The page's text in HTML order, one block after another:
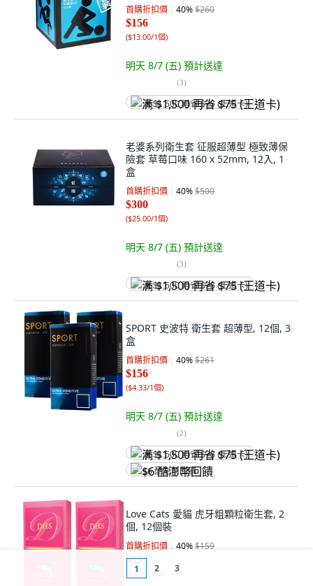
首購折扣價 40%$260
$156
($13.00/1個)
明天 8/7 (五) 預計送達
(3)
满 $1,500 再省 $75 (王道卡)
老婆系列衛生套 征服超薄型 極致薄保
險套 草莓口味 160 x 52mm, 12入, 1
盒
首購折扣價 40%$500
$300
($25.00/1個)
明天 8/7 (五) 預計送達
(3)
满 $1,500 再省 $75 (王道卡)
SPORT 史波特 衛生套 超薄型, 12個, 3
盒
首購折扣價 40%$261
$156
($4.33/1個)
明天 8/7 (五) 預計送達
(2)
满 $1,500 再省 $75 (王道卡)
$6 酷澎幣回饋
Love Cats 愛貓 虎牙粗顆粒衛生套, 2
個, 12個裝
首購折扣價 40%$159
$95
$3.96/1個
1 2 3